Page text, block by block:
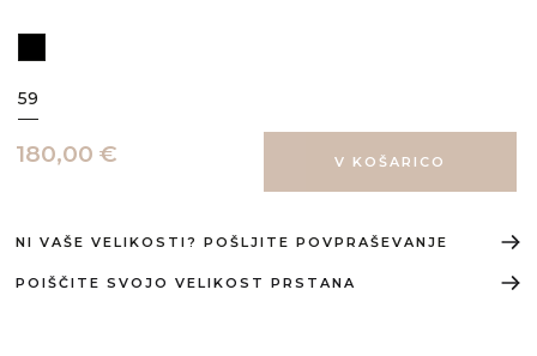
59
180,00 €
NI VAŠE VELIKOSTI? POŠLJITE POVPRAŠEVANJE
POIŠČITE SVOJO VELIKOST PRSTANA